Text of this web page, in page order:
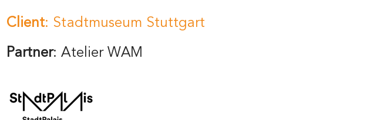
Client: Stadtmuseum Stuttgart
Partner: Atelier WAM